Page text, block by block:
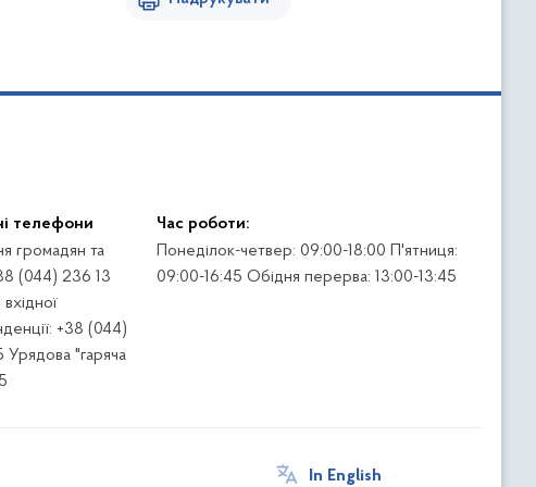
телефони
громадян та
(044) 236 13
+38 (044)
Урядова "гаряча
Час роботи:
Понеділок-четвер: 09:00-18:00 П'ятниця:
09:00-16:45 Обідня перерва: 13:00-13:45
In English